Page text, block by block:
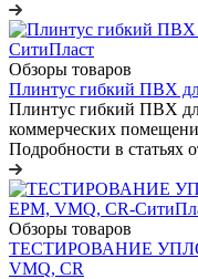
Обзоры товаров
Плинтус гибкий ПВХ
Плинтус гибкий ПВХ
коммерческих
Подробности в статьях
Обзоры товаров
ТЕСТИРОВАНИЕ
VMQ, CR